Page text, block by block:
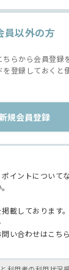
員以外の方
らから会員登録
登録しておくと
イントについて
載しております。
い合わせはこちら